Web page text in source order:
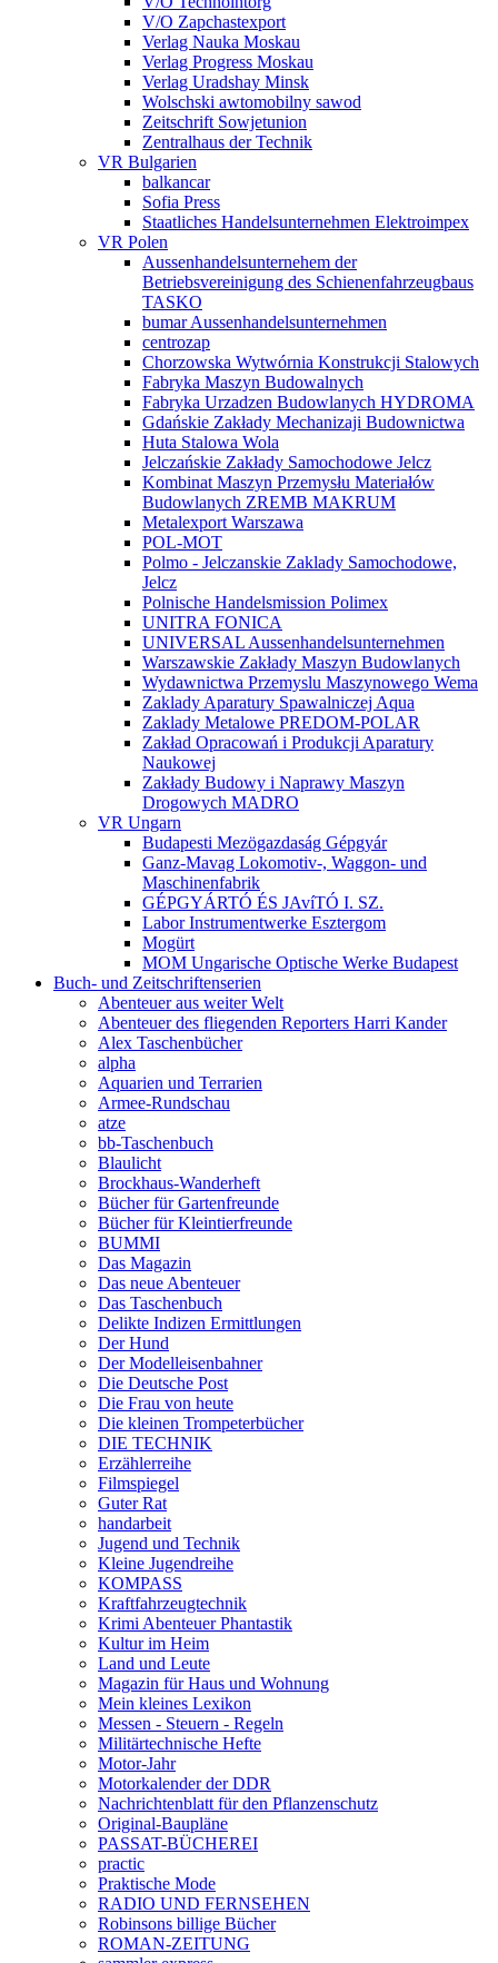
V/O Zapchastexport
Verlag Nauka Moskau
Verlag Progress Moskau
Verlag Uradshay Minsk
Wolschski awtomobilny sawod
Zeitschrift Sowjetunion
Zentralhaus der Technik
VR Bulgarien
balkancar
Sofia Press
Staatliches Handelsunternehmen Elektroimpex
VR Polen
Aussenhandelsunternehem der
Betriebsvereinigung des Schienenfahrzeugbaus
TASKO
bumar Aussenhandelsunternehmen
centrozap
Chorzowska Wytwórnia Konstrukcji Stalowych
Fabryka Maszyn Budowalnych
Fabryka Urzadzen Budowlanych HYDROMA
Gdańskie Zakłady Mechanizaji Budownictwa
Huta Stalowa Wola
Jelczańskie Zakłady Samochodowe Jelcz
Kombinat Maszyn Przemysłu Materiałów
Budowlanych ZREMB MAKRUM
Metalexport Warszawa
POL-MOT
Polmo - Jelczanskie Zaklady Samochodowe,
Jelcz
Polnische Handelsmission Polimex
UNITRA FONICA
UNIVERSAL Aussenhandelsunternehmen
Warszawskie Zakłady Maszyn Budowlanych
Wydawnictwa Przemyslu Maszynowego Wema
Zaklady Aparatury Spawalniczej Aqua
Zaklady Metalowe PREDOM-POLAR
Zakład Opracowań i Produkcji Aparatury
Naukowej
Zakłady Budowy i Naprawy Maszyn
Drogowych MADRO
VR Ungarn
Budapesti Mezögazdaság Gépgyár
Ganz-Mavag Lokomotiv-, Waggon- und
Maschinenfabrik
GÉPGYÁRTÓ ÉS JAvíTÓ I. SZ.
Labor Instrumentwerke Esztergom
Mogürt
MOM Ungarische Optische Werke Budapest
Buch- und Zeitschriftenserien
Abenteuer aus weiter Welt
Abenteuer des fliegenden Reporters Harri Kander
Alex Taschenbücher
alpha
Aquarien und Terrarien
Armee-Rundschau
atze
bb-Taschenbuch
Blaulicht
Brockhaus-Wanderheft
Bücher für Gartenfreunde
Bücher für Kleintierfreunde
BUMMI
Das Magazin
Das neue Abenteuer
Das Taschenbuch
Delikte Indizen Ermittlungen
Der Hund
Der Modelleisenbahner
Die Deutsche Post
Die Frau von heute
Die kleinen Trompeterbücher
DIE TECHNIK
Erzählerreihe
Filmspiegel
Guter Rat
handarbeit
Jugend und Technik
Kleine Jugendreihe
KOMPASS
Kraftfahrzeugtechnik
Krimi Abenteuer Phantastik
Kultur im Heim
Land und Leute
Magazin für Haus und Wohnung
Mein kleines Lexikon
Messen - Steuern - Regeln
Militärtechnische Hefte
Motor-Jahr
Motorkalender der DDR
Nachrichtenblatt für den Pflanzenschutz
Original-Baupläne
PASSAT-BÜCHEREI
practic
Praktische Mode
RADIO UND FERNSEHEN
Robinsons billige Bücher
ROMAN-ZEITUNG